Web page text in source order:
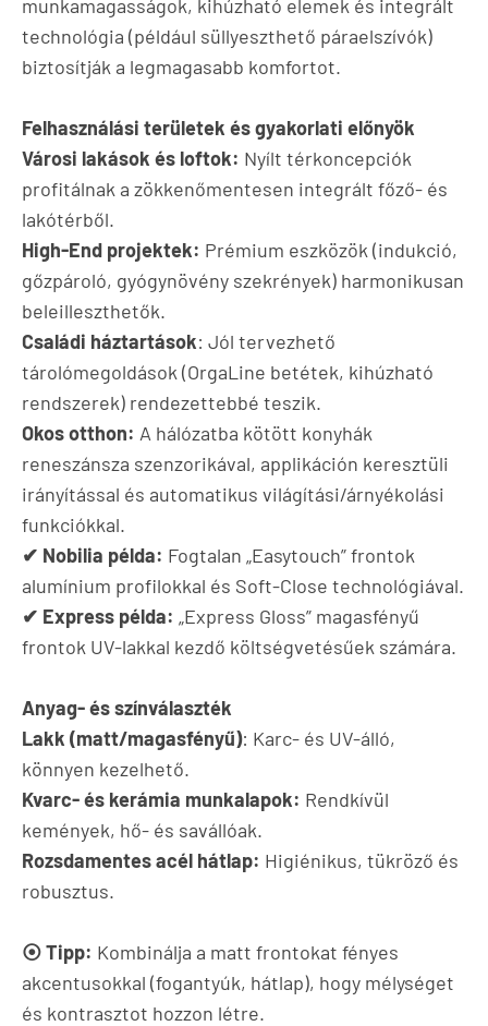
munkamagasságok, kihúzható elemek és integrált
technológia (például süllyeszthető páraelszívók)
biztosítják a legmagasabb komfortot.
Felhasználási területek és gyakorlati előnyök
Városi lakások és loftok: Nyílt térkoncepciók
profitálnak a zökkenőmentesen integrált főző- és
lakótérből.
High-End projektek: Prémium eszközök (indukció,
gőzpároló, gyógynövény szekrények) harmonikusan
beleilleszthetők.
Családi háztartások: Jól tervezhető
tárolómegoldások (OrgaLine betétek, kihúzható
rendszerek) rendezettebbé teszik.
Okos otthon: A hálózatba kötött konyhák
reneszánsza szenzorikával, applikáción keresztüli
irányítással és automatikus világítási/árnyékolási
funkciókkal.
✔ Nobilia példa: Fogtalan „Easytouch” frontok
alumínium profilokkal és Soft-Close technológiával.
✔ Express példa: „Express Gloss” magasfényű
frontok UV-lakkal kezdő költségvetésűek számára.
Anyag- és színválaszték
Lakk (matt/magasfényű): Karc- és UV-álló,
könnyen kezelhető.
Kvarc- és kerámia munkalapok: Rendkívül
kemények, hő- és savállóak.
Rozsdamentes acél hátlap: Higiénikus, tükröző és
robusztus.
⦿ Tipp: Kombinálja a matt frontokat fényes
akcentusokkal (fogantyúk, hátlap), hogy mélységet
és kontrasztot hozzon létre.